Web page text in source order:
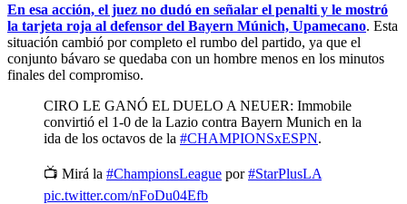
En esa acción, el juez no dudó en señalar el penalti y le mostró
la tarjeta roja al defensor del Bayern Múnich, Upamecano. Esta
situación cambió por completo el rumbo del partido, ya que el
conjunto bávaro se quedaba con un hombre menos en los minutos
finales del compromiso.
CIRO LE GANÓ EL DUELO A NEUER: Immobile
convirtió el 1-0 de la Lazio contra Bayern Munich en la
ida de los octavos de la #CHAMPIONSxESPN.
📺 Mirá la #ChampionsLeague por#StarPlusLA
pic.twitter.com/nFoDu04Efb